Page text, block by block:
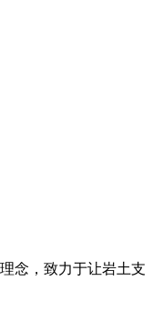
念，致力于让岩土支